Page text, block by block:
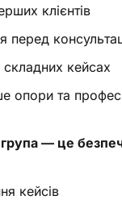
клієнтів
перед
кейсах
опори та
група — це
кейсів